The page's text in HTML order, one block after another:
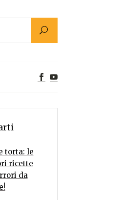
torta: le
ricette
da